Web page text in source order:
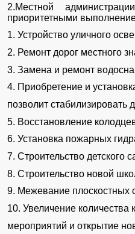
2.Местной
приоритетными
1. Устройство уличного
2. Ремонт дорог местного
3. Замена и ремонт
4. Приобретение и
позволит
5. Восстановление
6. Установка пожарных
7. Строительство детского
8. Строительство новой
9. Межевание плоскостных
10. Увеличение
мероприятий и открытие